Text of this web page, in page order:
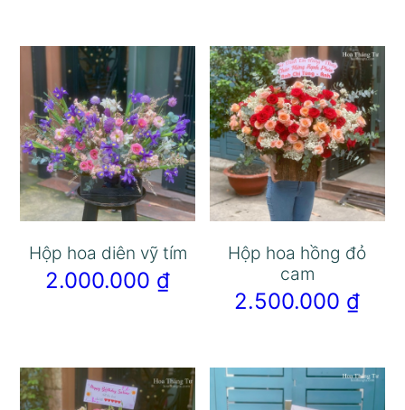
Hộp hoa diên vỹ tím
2.000.000 ₫
Hộp hoa hồng đỏ
cam
2.500.000 ₫